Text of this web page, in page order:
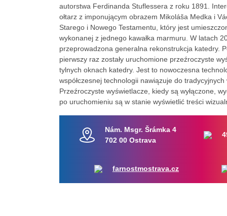
autorstwa Ferdinanda Stuflessera z roku 1891.
ołtarz z imponującym obrazem Mikoláša Medka i
Starego i Nowego Testamentu, który jest
wykonanej z jednego kawałka marmuru. W latach
przeprowadzona generalna rekonstrukcja katedry.
pierwszy raz zostały uruchomione przeźroczyste
tylnych oknach katedry. Jest to nowoczesna
współczesnej technologii nawiązuje do tradycyjnych
Przeźroczyste wyświetlacze, kiedy są wyłączone,
po uruchomieniu są w stanie wyświetlić treści
Nám. Msgr. Šrámka 4
702 00 Ostrava
farnostmostrava.cz